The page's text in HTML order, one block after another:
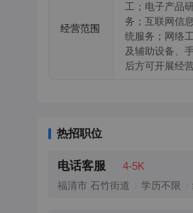
经营范围
工；电子产品
务；互联网信
统服务；网络
及辅助设备、
后方可开展经
热招职位
电话客服 4-5K
福清市 石竹街道 学历不限